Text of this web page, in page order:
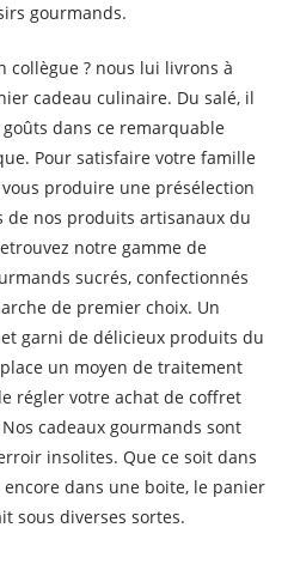
gourmands.
collègue ? nous lui livrons à
cadeau culinaire. Du salé, il
dans ce remarquable
Pour satisfaire votre famille
produire une présélection
nos produits artisanaux du
notre gamme de
sucrés, confectionnés
de premier choix. Un
garni de délicieux produits du
un moyen de traitement
régler votre achat de coffret
cadeaux gourmands sont
insolites. Que ce soit dans
dans une boite, le panier
sous diverses sortes.